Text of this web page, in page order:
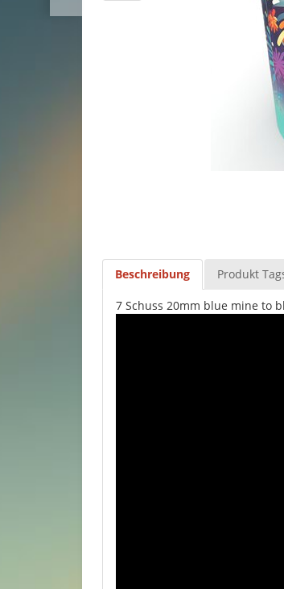
Beschreibung Produkt
7 Schuss 20mm blue mine to